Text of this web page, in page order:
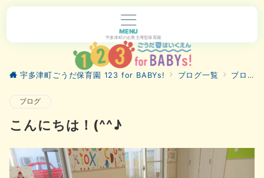
MENU
宇多津町の企業主導型保育園
宇多津町ごうだ保育園 123 for BABYs! ブログ一覧 ブログ
ブログ
こんにちは！(^^♪